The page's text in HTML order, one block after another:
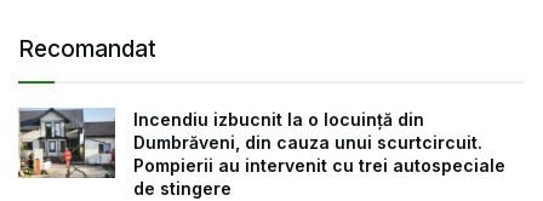
Recomandat
Incendiu izbucnit la o locuință din
Dumbrăveni, din cauza unui scurtcircuit.
Pompierii au intervenit cu trei autospeciale
de stingere